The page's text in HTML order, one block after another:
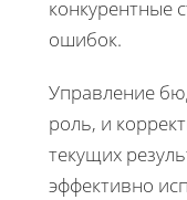
конкурентные
ошибок.
Управление
роль, и
текущих
эффективно